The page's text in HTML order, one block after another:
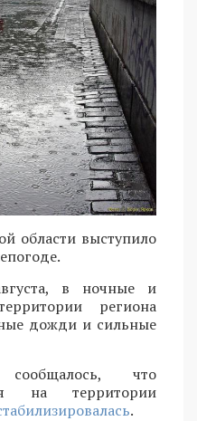
области выступило
в ночные и
региона
дожди и сильные
что
на территории
.